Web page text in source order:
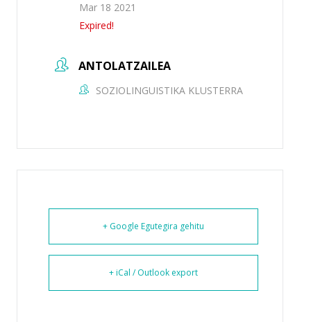
Mar 18 2021
Expired!
ANTOLATZAILEA
SOZIOLINGUISTIKA KLUSTERRA
+ Google Egutegira gehitu
+ iCal / Outlook export